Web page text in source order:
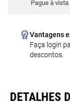
Pague à
Vantagens
Faça login
descontos.